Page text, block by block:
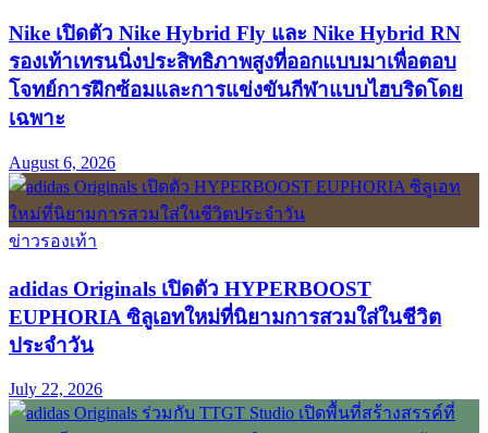
Nike เปิดตัว Nike Hybrid Fly และ Nike Hybrid RN
รองเท้าเทรนนิ่งประสิทธิภาพสูงที่ออกแบบมาเพื่อตอบ
โจทย์การฝึกซ้อมและการแข่งขันกีฬาแบบไฮบริดโดย
เฉพาะ
August 6, 2026
ข่าวรองเท้า
adidas Originals เปิดตัว HYPERBOOST
EUPHORIA ซิลูเอทใหม่ที่นิยามการสวมใส่ในชีวิต
ประจำวัน
July 22, 2026